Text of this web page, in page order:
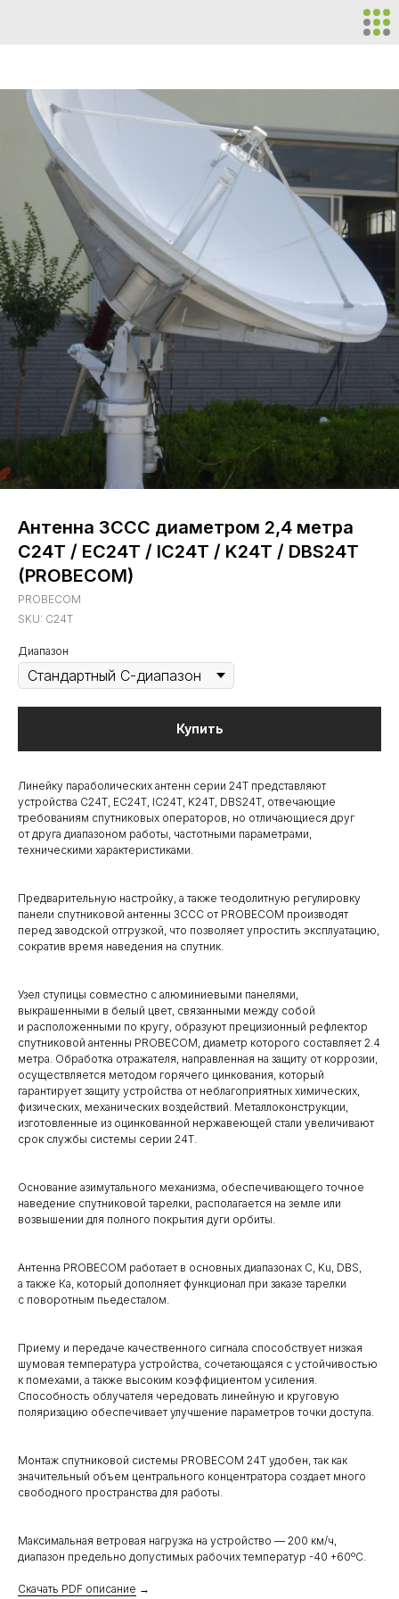
Антенна ЗССС диаметром 2,4 метра
C24T / EC24T / IC24T / K24T / DBS24T
(PROBECOM)
PROBECOM
SKU: C24T
Диапазон
Купить
Линейку параболических антенн серии 24T представляют
устройства C24T, EC24T, IC24T, K24T, DBS24T, отвечающие
требованиям спутниковых операторов, но отличающиеся друг
от друга диапазоном работы, частотными параметрами,
техническими характеристиками.
Предварительную настройку, а также теодолитную регулировку
панели спутниковой антенны 3ССС от PROBECOM производят
перед заводской отгрузкой, что позволяет упростить эксплуатацию,
сократив время наведения на спутник.
Узел ступицы совместно с алюминиевыми панелями,
выкрашенными в белый цвет, связанными между собой
и расположенными по кругу, образуют прецизионный рефлектор
спутниковой антенны PROBECOM, диаметр которого составляет 2.4
метра. Обработка отражателя, направленная на защиту от коррозии,
осуществляется методом горячего цинкования, который
гарантирует защиту устройства от неблагоприятных химических,
физических, механических воздействий. Металлоконструкции,
изготовленные из оцинкованной нержавеющей стали увеличивают
срок службы системы серии 24T.
Основание азимутального механизма, обеспечивающего точное
наведение спутниковой тарелки, располагается на земле или
возвышении для полного покрытия дуги орбиты.
Антенна PROBECOM работает в основных диапазонах C, Ku, DBS,
а также Ка, который дополняет функционал при заказе тарелки
с поворотным пьедесталом.
Приему и передаче качественного сигнала способствует низкая
шумовая температура устройства, сочетающаяся с устойчивостью
к помехами, а также высоким коэффициентом усиления.
Способность облучателя чередовать линейную и круговую
поляризацию обеспечивает улучшение параметров точки доступа.
Монтаж спутниковой системы PROBECOM 24T удобен, так как
значительный объем центрального концентратора создает много
свободного пространства для работы.
Максимальная ветровая нагрузка на устройство — 200 км/ч,
диапазон предельно допустимых рабочих температур -40 +60ºC.
Скачать PDF описание →